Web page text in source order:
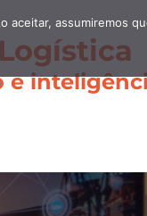
e
assumiremos